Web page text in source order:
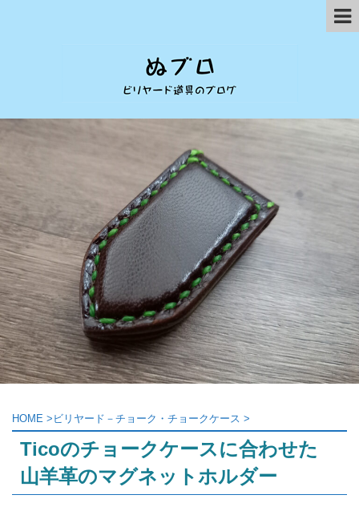
HOME > ビリヤード－チョーク・チョークケース >
Ticoのチョークケースに合わせた
山羊革のマグネットホルダー